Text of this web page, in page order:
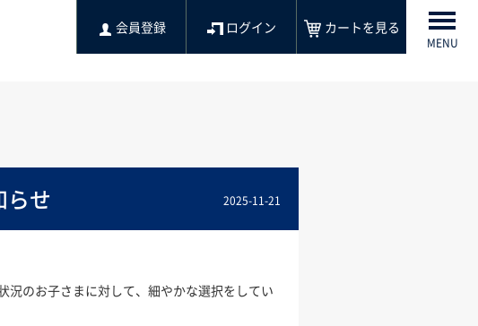
会員登録 ログイン カートを見る
MENU
らせ 2025-11-21
況のお子さまに対して、細やかな選択をしてい